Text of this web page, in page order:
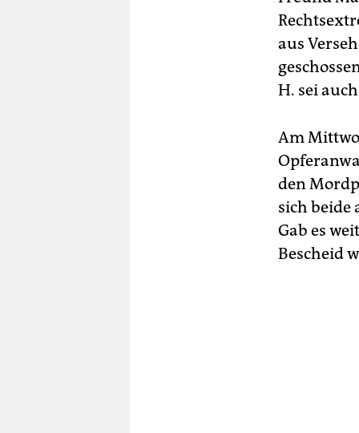
aus
H. sei
Am
den
sich beide
Gab es
Bescheid